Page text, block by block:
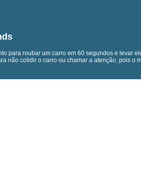
para roubar um carro em 60 segundos e levar
não colidir o carro ou chamar a atenção, pois o